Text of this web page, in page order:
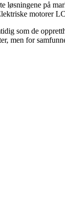
løsningene på
motorer
som de
men for